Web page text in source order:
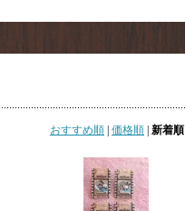
おすすめ順 価格順 新着順